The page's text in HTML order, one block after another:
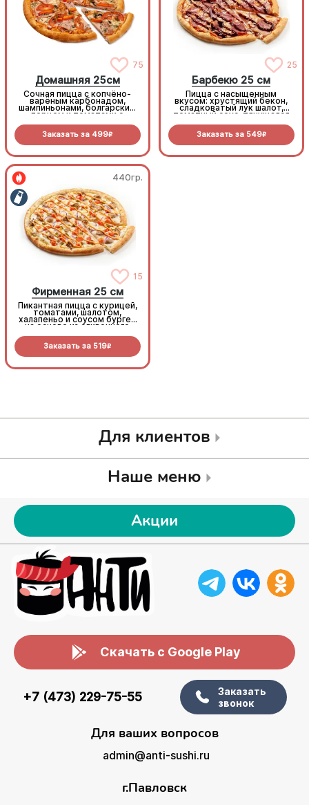
75
Домашняя 25см
Сочная пицца с копчёно-
варёным карбонадом,
шампиньонами, болгарским
перцем и томатами с
Заказать за 499R
25
Барбекю 25 см
Пицца с насыщенным
вкусом: хрустящий бекон,
сладковатый лук шалот,
томатный соус, тянущаяся
прянный соус барбекю.
Заказать за 549R
440гр.
15
Фирменная 25 см
Пикантная пицца с курицей,
томатами, шалотом,
халапеньо и соусом бургер
на основе из сливочного
Заказать за 519R
Для клиентов
Наше меню
Акции
Скачать с Google Play
+7 (473) 229-75-55
Заказать
звонок
Для ваших вопросов
admin@anti-sushi.ru
г.Павловск